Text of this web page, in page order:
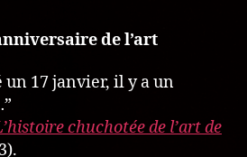
de l’art
un 17 janvier, il y a un
chuchotée de l’art de